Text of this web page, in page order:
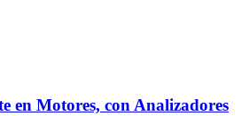
en Motores, con Analizadores